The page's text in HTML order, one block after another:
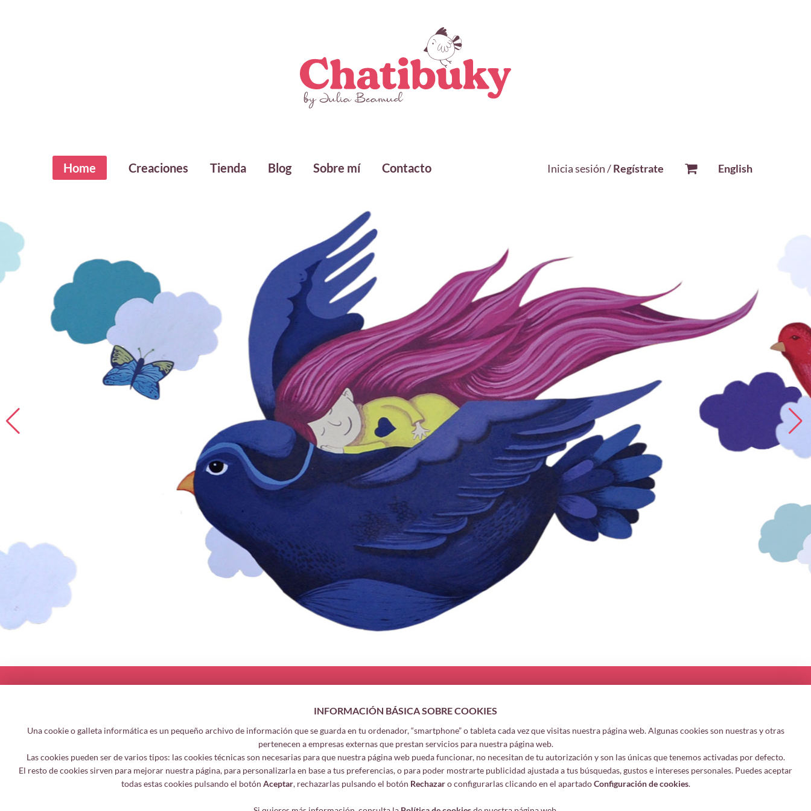
Home Creaciones Tienda Blog Sobre mí Contacto Inicia sesión /Regístrate English
Más información
Aviso legal
Sus datos seguros
Protección de datos
Sígueme
INFORMACIÓN BÁSICA SOBRE COOKIES
Una cookie o galleta informática es un pequeño archivo de información que se guarda en tu ordenador, “smartphone” o tableta cada vez que visitas nuestra página web. Algunas cookies son nuestras y otras
pertenecen a empresas externas que prestan servicios para nuestra página web.
Las cookies pueden ser de varios tipos: las cookies técnicas son necesarias para que nuestra página web pueda funcionar, no necesitan de tu autorización y son las únicas que tenemos activadas por defecto.
El resto de cookies sirven para mejorar nuestra página, para personalizarla en base a tus preferencias, o para poder mostrarte publicidad ajustada a tus búsquedas, gustos e intereses personales. Puedes aceptar
todas estas cookies pulsando el botón Aceptar, rechazarlas pulsando el botón Rechazaro configurarlas clicando en el apartadoConfiguración de cookies.